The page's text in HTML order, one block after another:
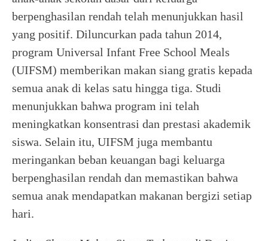
berpenghasilan rendah telah menunjukkan hasil
yang positif. Diluncurkan pada tahun 2014,
program Universal Infant Free School Meals
(UIFSM) memberikan makan siang gratis kepada
semua anak di kelas satu hingga tiga. Studi
menunjukkan bahwa program ini telah
meningkatkan konsentrasi dan prestasi akademik
siswa. Selain itu, UIFSM juga membantu
meringankan beban keuangan bagi keluarga
berpenghasilan rendah dan memastikan bahwa
semua anak mendapatkan makanan bergizi setiap
hari.